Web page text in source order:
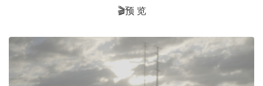
🎬预 览